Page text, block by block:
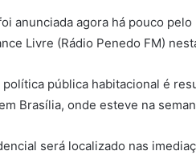
anunciada agora há pouco
Livre (Rádio Penedo FM)
política pública habitacional é
Brasília, onde esteve na
será localizado nas